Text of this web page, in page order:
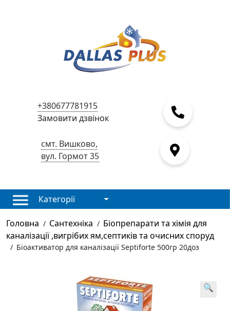
+380677781915
Замовити дзвінок
смт. Вишково,
вул. Гормот 35
Категорії
Головна / Сантехніка / Біопрепарати та хімія для
каналізації ,вигрібих ям,септиків та очисних споруд
/ Біоактиватор для каналізації Septiforte 500гр 20доз
🔍